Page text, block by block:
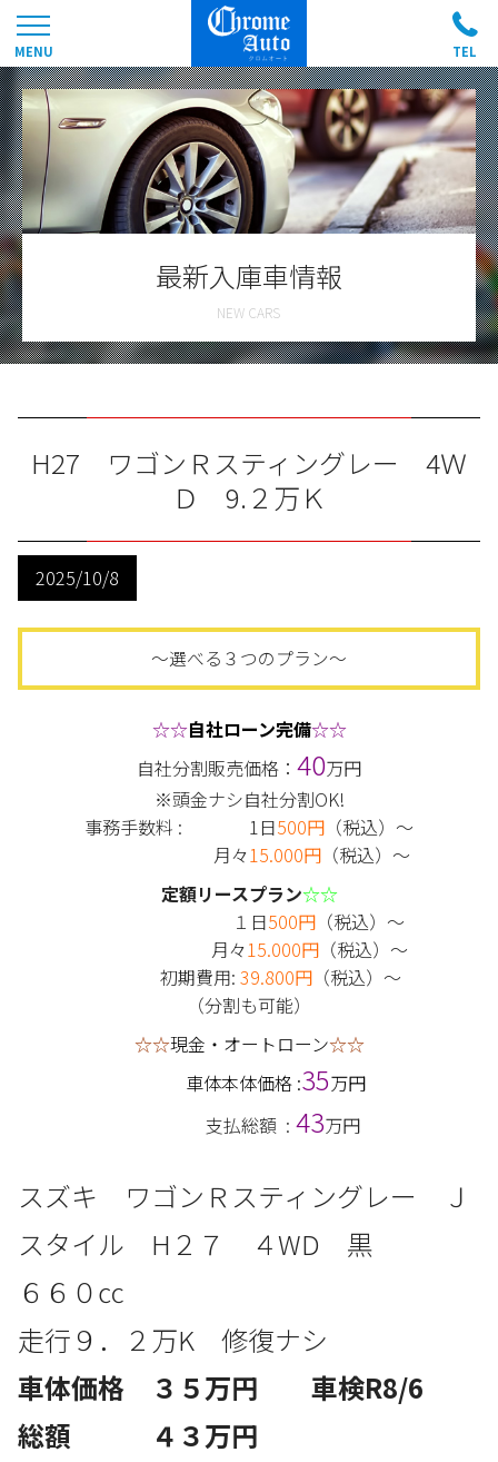
最新入庫車情報
H27 ワゴンＲスティングレー 4Ｗ
Ｄ 9.２万Ｋ
2025/10/8
～選べる３つのプラン～
☆☆自社ローン完備☆☆
自社分割販売価格： 40万円
※頭金ナシ自社分割OK!
事務手数料 : 1日500円 （税込）～
月々15.000円（税込）～
定額リースプラン☆☆
１日500円（税込）～
月々15.000円（税込）～
初期費用: 39.800円（税込）～
（分割も可能）
☆☆現金・オートローン☆☆
車体本体価格 :35万円
支払総額 : 43万円
スズキ ワゴンＲスティングレー Ｊ
スタイル
H２７ ４WD 黒
６６ ０㏄
走行９．２ 万K 修復ナシ
車体価格 ３５万円 車検R8/6
総額 ４３万円